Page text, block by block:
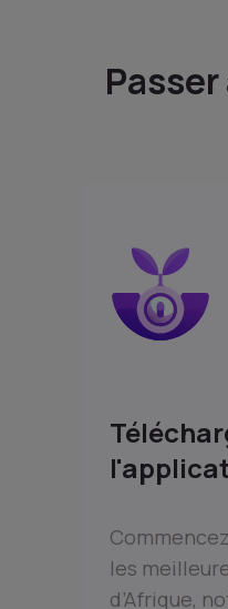
les
d’Afrique,